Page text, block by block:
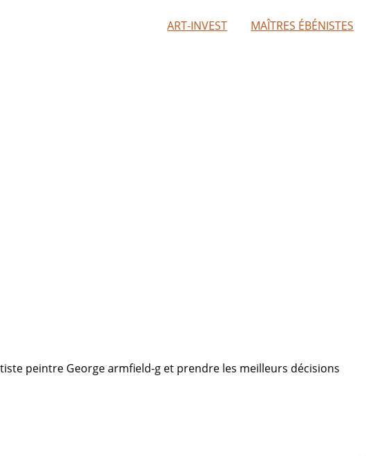
ART-INVEST MAÎTRES ÉBÉNISTES
peintre George armfield-g et prendre les meilleurs décisions